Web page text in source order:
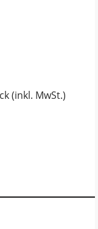
(inkl. MwSt.)